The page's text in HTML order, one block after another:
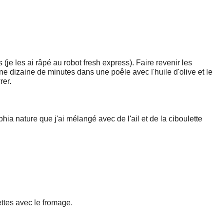
(je les ai râpé au robot fresh express). Faire revenir les
dizaine de minutes dans une poêle avec l'huile d'olive et le
nature que j'ai mélangé avec de l'ail et de la ciboulette
avec le fromage.